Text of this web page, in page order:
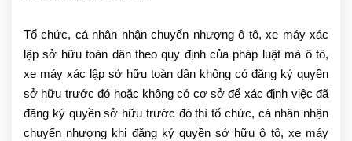
Tổ chức, cá nhân nhận chuyển nhượng ô tô, xe máy xác
lập sở hữu toàn dân theo quy định của pháp luật mà ô tô,
xe máy xác lập sở hữu toàn dân không có đăng ký quyền
sở hữu trước đó hoặc không có cơ sở để xác định việc đã
đăng ký quyền sở hữu trước đó thì tổ chức, cá nhân nhận
chuyển nhượng khi đăng ký quyền sở hữu ô tô, xe máy